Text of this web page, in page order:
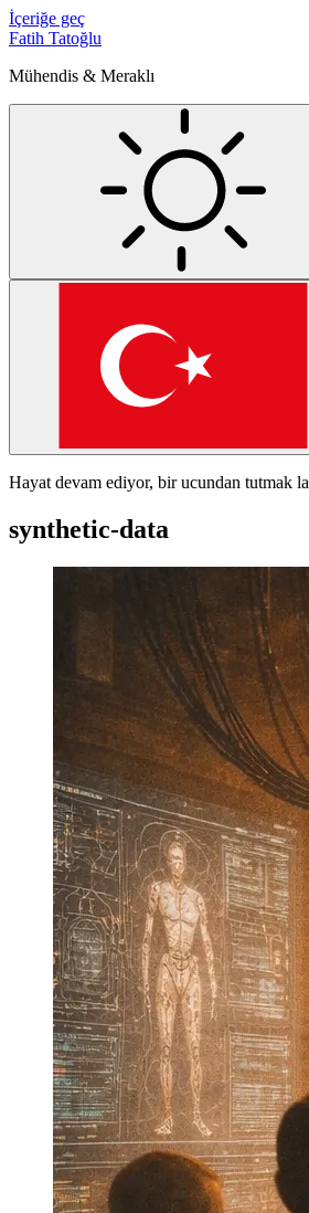
İçeriğe geç
Fatih Tatoğlu
Mühendis & Meraklı
Hayat devam ediyor, bir ucundan tutmak
synthetic-data